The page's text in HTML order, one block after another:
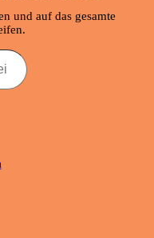
und auf das gesamte